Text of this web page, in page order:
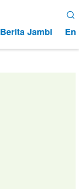
Berita Jambi